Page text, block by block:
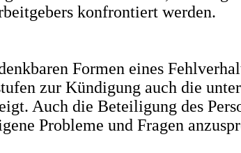
konfrontiert werden.
Formen eines
zur Kündigung auch die
Auch die Beteiligung des
Probleme und Fragen